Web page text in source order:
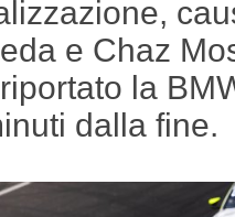
e Chaz
la
dalla fine.